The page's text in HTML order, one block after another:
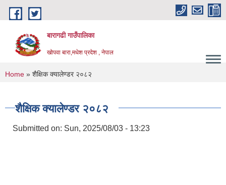
Skip to main content
बारागढी गाउँपालिका
खोपवा बारा,मधेश प्रदेश , नेपाल
You are here
Home » शैक्षिक क्यालेण्डर २०८२
शैक्षिक क्यालेण्डर २०८२
Submitted on: Sun, 2025/08/03 - 13:23